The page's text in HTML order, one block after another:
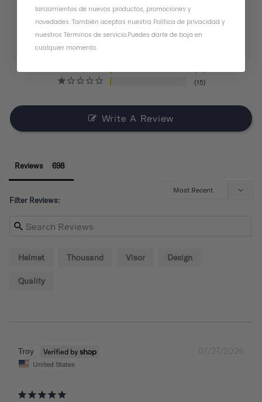
15
Write A Review
Reviews
Filter Reviews:
Helmet Thousand Visor Design
Quality
07/27/2026
Troy
United States
lanzamientos de nuevos productos, promociones y
novedades. También aceptas nuestra Política de privacidad y
nuestros Términos de servicio.Puedes darte de baja en
cualquier momento.